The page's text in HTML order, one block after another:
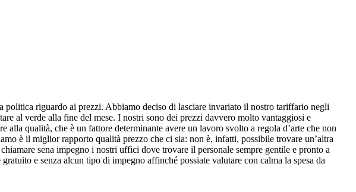
politica riguardo ai prezzi. Abbiamo deciso di lasciare invariato il nostro tariffario negli
al verde alla fine del mese. I nostri sono dei prezzi davvero molto vantaggiosi e
qualità, che è un fattore determinante avere un lavoro svolto a regola d’arte che non
è il miglior rapporto qualità prezzo che ci sia: non è, infatti, possibile trovare un’altra
sena impegno i nostri uffici dove trovare il personale sempre gentile e pronto a
e senza alcun tipo di impegno affinché possiate valutare con calma la spesa da